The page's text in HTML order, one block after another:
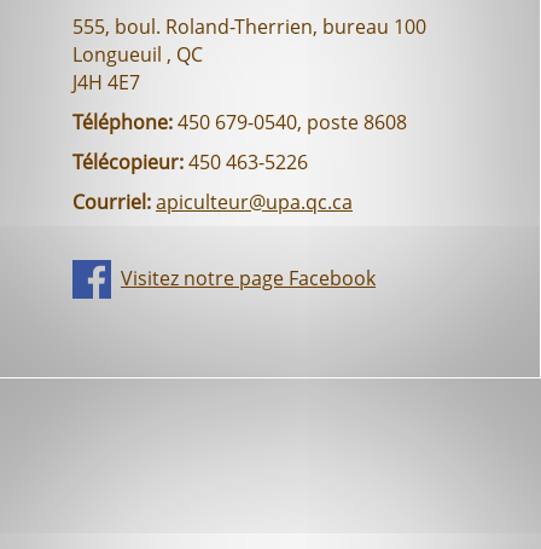
555, boul. Roland-Therrien, bureau 100
Longueuil , QC
J4H 4E7
Téléphone:450 679-0540, poste 8608
Télécopieur:450 463-5226
Courriel:apiculteur@upa.qc.ca
Visitez notre page Facebook